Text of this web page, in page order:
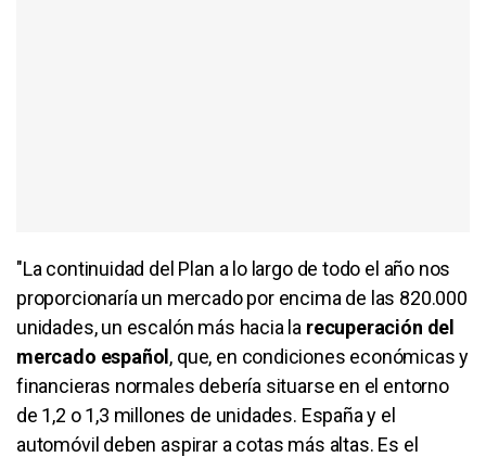
"La continuidad del Plan a lo largo de todo el año nos
proporcionaría un mercado por encima de las 820.000
unidades, un escalón más hacia la recuperación del
mercado español, que, en condiciones económicas y
financieras normales debería situarse en el entorno
de 1,2 o 1,3 millones de unidades. España y el
automóvil deben aspirar a cotas más altas. Es el